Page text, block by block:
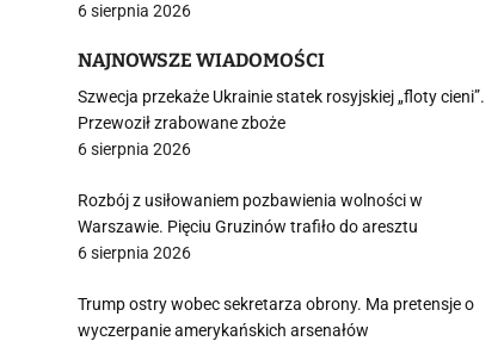
6 sierpnia 2026
NAJNOWSZE WIADOMOŚCI
Szwecja przekaże Ukrainie statek rosyjskiej „floty cieni”.
Przewoził zrabowane zboże
6 sierpnia 2026
Rozbój z usiłowaniem pozbawienia wolności w
Warszawie. Pięciu Gruzinów trafiło do aresztu
6 sierpnia 2026
Trump ostry wobec sekretarza obrony. Ma pretensje o
wyczerpanie amerykańskich arsenałów